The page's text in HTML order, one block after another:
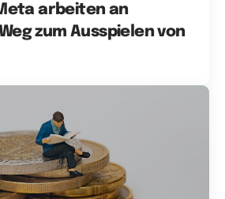
arbeiten an
zum Ausspielen von